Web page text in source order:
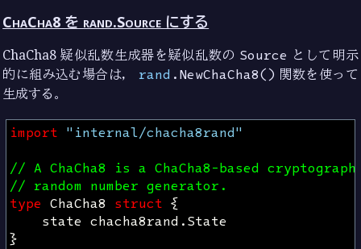
ChaCha8 を rand.Source にする
ChaCha8 疑似乱数生成器を疑似乱数の Source として明示
的に組み込む場合は， rand .NewChaCha8() 関数を使って
生成する。
import "internal/chacha8rand"
// A ChaCha8 is a ChaCha8-based
// random number generator.
type ChaCha8 struct {
state chacha8rand .State
}